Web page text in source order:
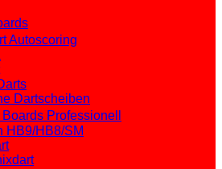
Autoscoring
Dartscheiben
Professionell
HB9/HB8/SM